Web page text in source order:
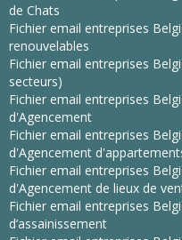
de Chats
Fichier email entreprises
renouvelables
Fichier email entreprises
secteurs)
Fichier email entreprises
d'Agencement
Fichier email entreprises
d'Agencement
Fichier email entreprises
d'Agencement de lieux de
Fichier email entreprises
d’assainissement